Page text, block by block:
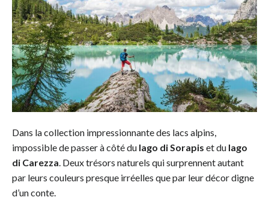
Dans la collection impressionnante des lacs alpins,
impossible de passer à côté du lago di Sorapis et du lago
di Carezza. Deux trésors naturels qui surprennent autant
par leurs couleurs presque irréelles que par leur décor digne
d’un conte.